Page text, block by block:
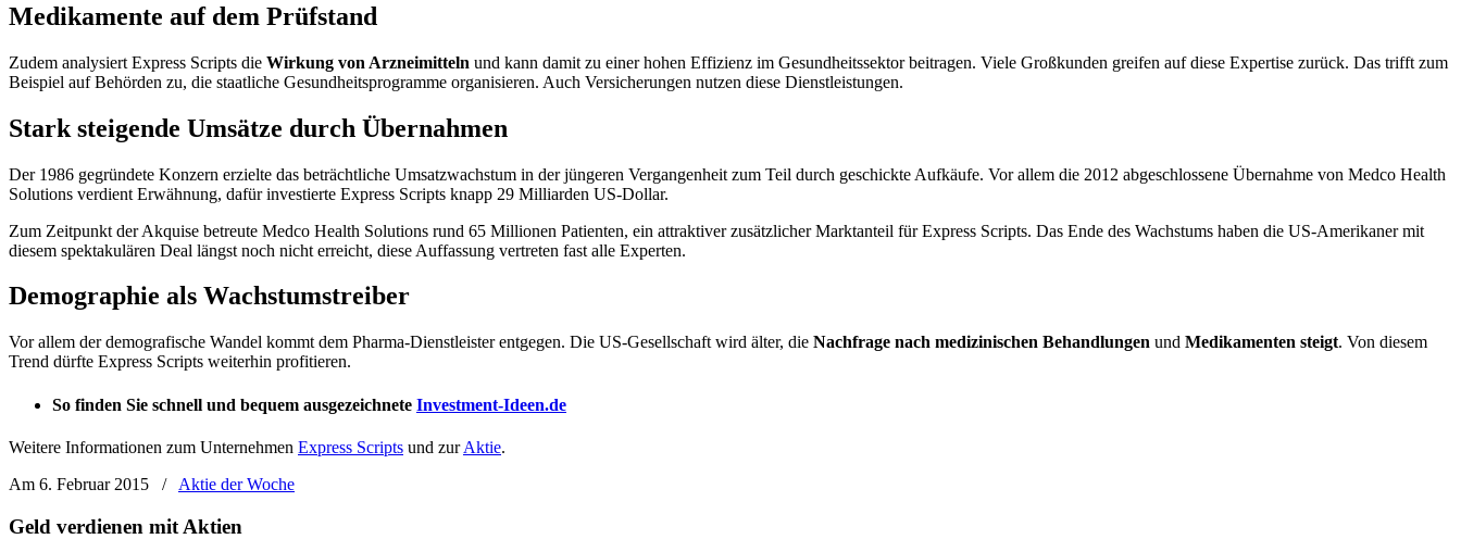
Medikamente auf dem Prüfstand
Zudem analysiert Express Scripts die Wirkung von Arzneimitteln und kann damit zu einer hohen Effizienz im Gesundheitssektor beitragen. Viele Großkunden greifen auf diese Expertise zurück. Das trifft zum
Beispiel auf Behörden zu, die staatliche Gesundheitsprogramme organisieren. Auch Versicherungen nutzen diese Dienstleistungen.
Stark steigende Umsätze durch Übernahmen
Der 1986 gegründete Konzern erzielte das beträchtliche Umsatzwachstum in der jüngeren Vergangenheit zum Teil durch geschickte Aufkäufe. Vor allem die 2012 abgeschlossene Übernahme von Medco Health
Solutions verdient Erwähnung, dafür investierte Express Scripts knapp 29 Milliarden US-Dollar.
Zum Zeitpunkt der Akquise betreute Medco Health Solutions rund 65 Millionen Patienten, ein attraktiver zusätzlicher Marktanteil für Express Scripts. Das Ende des Wachstums haben die US-Amerikaner mit
diesem spektakulären Deal längst noch nicht erreicht, diese Auffassung vertreten fast alle Experten.
Demographie als Wachstumstreiber
Vor allem der demografische Wandel kommt dem Pharma-Dienstleister entgegen. Die US-Gesellschaft wird älter, die Nachfrage nach medizinischen Behandlungen und Medikamenten steigt. Von diesem
Trend dürfte Express Scripts weiterhin profitieren.
So finden Sie schnell und bequem ausgezeichnete Investment-Ideen.de
Weitere Informationen zum Unternehmen Express Scripts und zurAktie.
Am 6. Februar 2015
/ Aktie der Woche
Geld verdienen mit Aktien